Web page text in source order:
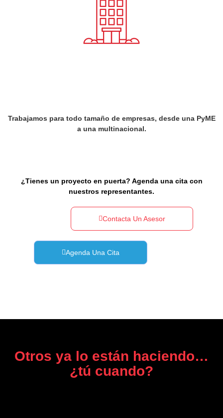
Trabajamos para todo tamaño de empresas, desde una PyME
a una multinacional.
¿Tienes un proyecto en puerta? Agenda una cita con
nuestros representantes.
Contacta Un Asesor
Agenda Una Cita
Otros ya lo están haciendo…
¿tú cuando?